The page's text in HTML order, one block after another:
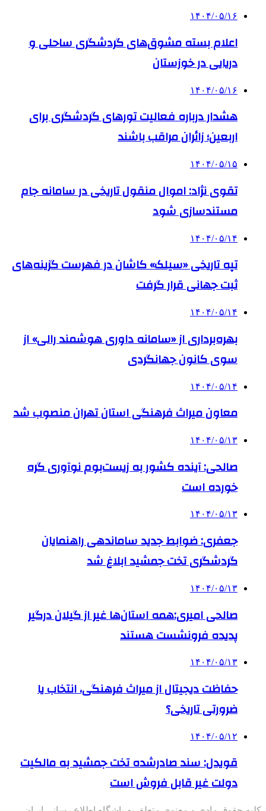
۱۴۰۴/۰۵/۱۶
اعلام بسته مشوق‌های گردشگری ساحلی و
دریایی در خوزستان
۱۴۰۴/۰۵/۱۶
هشدار درباره فعالیت تورهای گردشگری برای
اربعین؛ زائران مراقب باشند
۱۴۰۴/۰۵/۱۵
تقوی نژاد: اموال منقول تاریخی در سامانه جام
مستندسازی شود
۱۴۰۴/۰۵/۱۴
تپه تاریخی «سیلک» کاشان در فهرست گزینه‌های
ثبت جهانی قرار گرفت
۱۴۰۴/۰۵/۱۴
بهره‌برداری از «سامانه داوری هوشمند رالی» از
سوی کانون جهانگردی
۱۴۰۴/۰۵/۱۴
معاون میراث فرهنگی استان تهران منصوب شد
۱۴۰۴/۰۵/۱۳
صالحی: آینده کشور به زیست‌بوم نوآوری گره
خورده است
۱۴۰۴/۰۵/۱۳
جعفری: ضوابط جدید ساماندهی راهنمایان
گردشگری تخت جمشید ابلاغ شد
۱۴۰۴/۰۵/۱۳
صالحی امیری:همه استان‌ها غیر از گیلان درگیر
پدیده فرونشست هستند
۱۴۰۴/۰۵/۱۳
حفاظت دیجیتال از میراث فرهنگی، انتخاب یا
ضرورتی تاریخی؟
۱۴۰۴/۰۵/۱۲
قویدل: سند صادرشده تخت جمشید به مالکیت
دولت غیر قابل فروش است